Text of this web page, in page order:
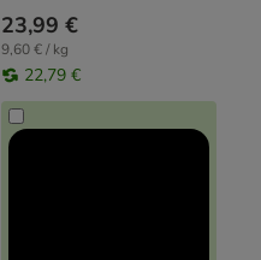
23,99 €
9,60 € / kg
22,79 €